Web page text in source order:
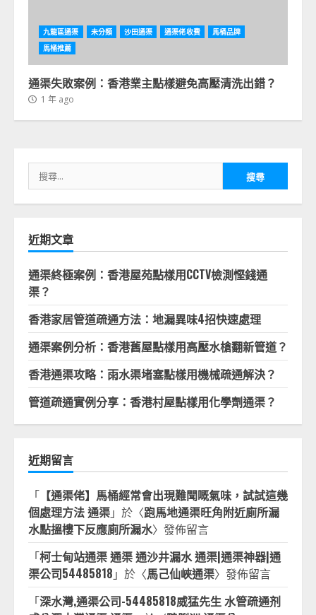
九龍區通渠 未分類 沙田通渠 通渠佬收費
馬桶品牌
馬桶推薦
通渠失敗案例：香港業主點樣避免高壓清洗出錯？
1 年 ago
尋
關
字:
近期文章
通渠終極案例：香港屋苑點樣用CCTV檢測慳錢通
渠？
香港家居管道疏通方法：地漏異味4招快速處理
通渠案例分析：香港舊屋點樣用高壓水槍翻新管道？
香港通渠攻略：雨水渠堵塞點樣用機械疏通解決？
管道疏通實例分享：香港村屋點樣用化學劑通渠？
近期留言
「 【通渠佬】馬桶經常會出現難聞嘅氣味，試試這幾
個處理方法 通渠」於〈跑馬地通渠旺角附近廁所漏
水點搵樓下反應廁所漏水〉發佈留言
「柯士甸站通渠 通渠 通沙井漏水 通渠|通渠神器|通
渠公司54485818 」於〈馬己仙峽通渠〉發佈留言
「深水灣,通渠公司-54485818威猛先生 水管疏通剂